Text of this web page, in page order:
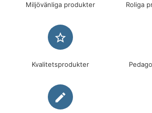
Miljövänliga produkter Roliga
star_border
Kvalitetsprodukter
edit